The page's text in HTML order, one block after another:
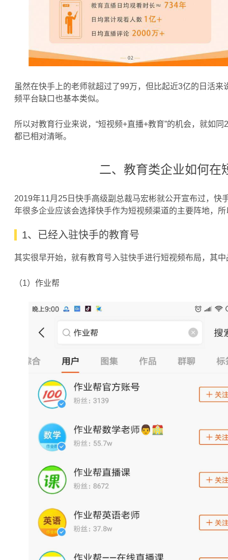
虽然在快手上的老师就超过了99万，但比起近3亿的日活
频平台缺口也基本类似。
所以对教育行业来说，“短视频+直播+教育”的机会，就如
都已相对清晰。
二、教育类企业如何在
2019年11月25日快手高级副总裁马宏彬就公开宣布过，快
年很多企业应该会选择快手作为短视频渠道的主要阵地，
1、已经入驻快手的教育号
其实很早开始，就有教育号入驻快手进行短视频布局，其
（1）作业帮